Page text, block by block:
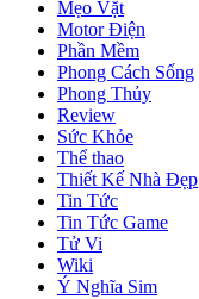
Mẹo Vặt
Motor Điện
Phần Mềm
Phong Cách Sống
Phong Thủy
Review
Sức Khỏe
Thể thao
Thiết Kế Nhà Đẹp
Tin Tức
Tin Tức Game
Tử Vi
Wiki
Ý Nghĩa Sim